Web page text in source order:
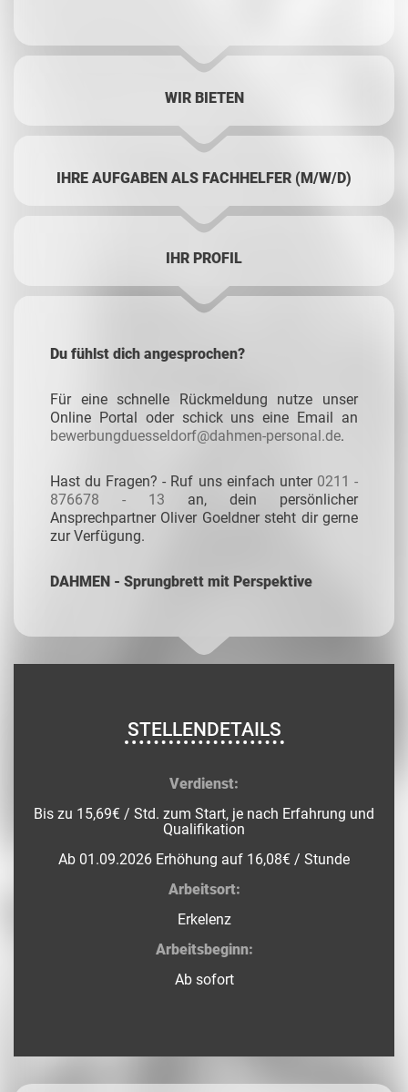
WIR BIETEN
IHRE AUFGABEN ALS FACHHELFER (M/W/D)
IHR PROFIL
Du fühlst dich angesprochen?
Für eine schnelle Rückmeldung nutze unser
Online Portal oder schick uns eine Email an
bewerbungduesseldorf@dahmen-personal.de.
Hast du Fragen? - Ruf uns einfach unter 0211 -
876678 - 13 an, dein persönlicher
Ansprechpartner Oliver Goeldner steht dir gerne
zur Verfügung.
DAHMEN - Sprungbrett mit Perspektive
STELLENDETAILS
Verdienst:
Bis zu 15,69€ / Std. zum Start, je nach Erfahrung und
Qualifikation
Ab 01.09.2026 Erhöhung auf 16,08€ / Stunde
Arbeitsort:
Erkelenz
Arbeitsbeginn:
Ab sofort